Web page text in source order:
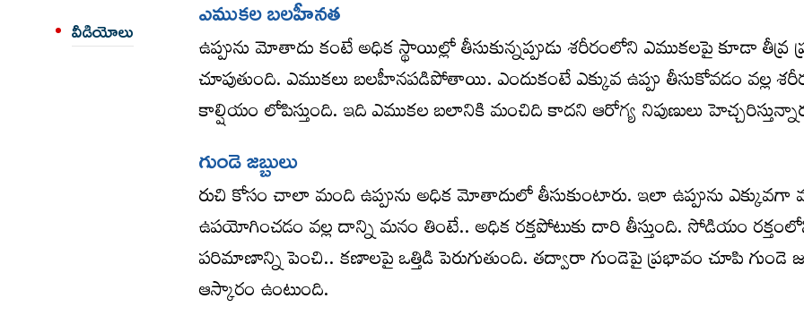
వీడియోలు
ఎముక‌ల బ‌ల‌హీన‌త‌
ఉప్పును మోతాదు కంటే అధిక స్థాయిల్లో తీసుకున్న‌ప్పుడు శ‌రీరంలోని ఎముక‌ల‌పై కూడా తీవ్ర
చూపుతుంది. ఎముక‌లు బ‌ల‌హీన‌ప‌డిపోతాయి. ఎందుకంటే ఎక్కువ ఉప్పు తీసుకోవడం వల్ల
కాల్షియం లోపిస్తుంది. ఇది ఎముకల బలానికి మంచిది కాద‌ని ఆరోగ్య నిపుణులు
గుండె జ‌బ్బులు
రుచి కోసం చాలా మంది ఉప్పును అధిక మోతాదులో తీసుకుంటారు. ఇలా ఉప్పును ఎక్కువ‌గా
ఉప‌యోగించ‌డం వ‌ల్ల దాన్ని మ‌నం తింటే.. అధిక ర‌క్త‌పోటుకు దారి తీస్తుంది. సోడియం
ప‌రిమాణాన్ని పెంచి.. క‌ణాల‌పై ఒత్తిడి పెరుగుతుంది. త‌ద్వారా గుండెపై ప్ర‌భావం చూపి గుండె
ఆస్కారం ఉంటుంది.